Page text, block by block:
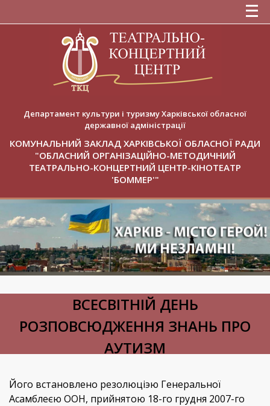
Департамент культури і туризму Харківської обласної
державної адміністрації
КОМУНАЛЬНИЙ ЗАКЛАД ХАРКІВСЬКОЇ ОБЛАСНОЇ РАДИ
"ОБЛАСНИЙ ОРГАНІЗАЦІЙНО-МЕТОДИЧНИЙ
ТЕАТРАЛЬНО-КОНЦЕРТНИЙ ЦЕНТР-КІНОТЕАТР
'БОММЕР'"
ВСЕСВІТНІЙ ДЕНЬ
РОЗПОВСЮДЖЕННЯ ЗНАНЬ ПРО
АУТИЗМ
Його встановлено резолюціэю Генеральної
Асамблеєю ООН, прийнятою 18-го грудня 2007-го